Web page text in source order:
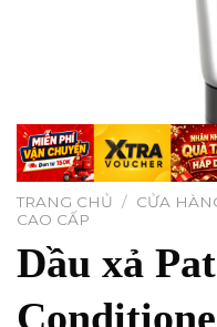
TRANG CHỦ / CỬA
CAO CẤP
Dầu xả